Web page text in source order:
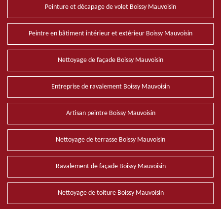
Peinture et décapage de volet Boissy Mauvoisin
Peintre en bâtiment intérieur et extérieur Boissy Mauvoisin
Nettoyage de façade Boissy Mauvoisin
Entreprise de ravalement Boissy Mauvoisin
Artisan peintre Boissy Mauvoisin
Nettoyage de terrasse Boissy Mauvoisin
Ravalement de façade Boissy Mauvoisin
Nettoyage de toiture Boissy Mauvoisin